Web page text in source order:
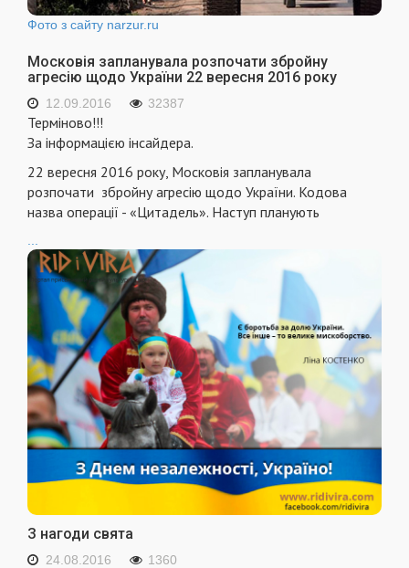
Фото з сайту narzur.ru
Московія запланувала розпочати збройну
агресію щодо України 22 вересня 2016 року
12.09.2016 32387
Терміново!!!
За інформацією інсайдера.
22 вересня 2016 року, Московія запланувала
розпочати збройну агресію щодо України. Кодова
назва операції - «Цитадель». Наступ планують
З нагоди свята
24.08.2016 1360